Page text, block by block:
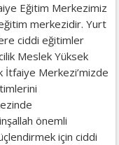
Eğitim Merkezimiz
merkezidir. Yurt
ciddi eğitimler
Meslek Yüksek
İtfaiye Merkezi’mizde
önemli
için ciddi